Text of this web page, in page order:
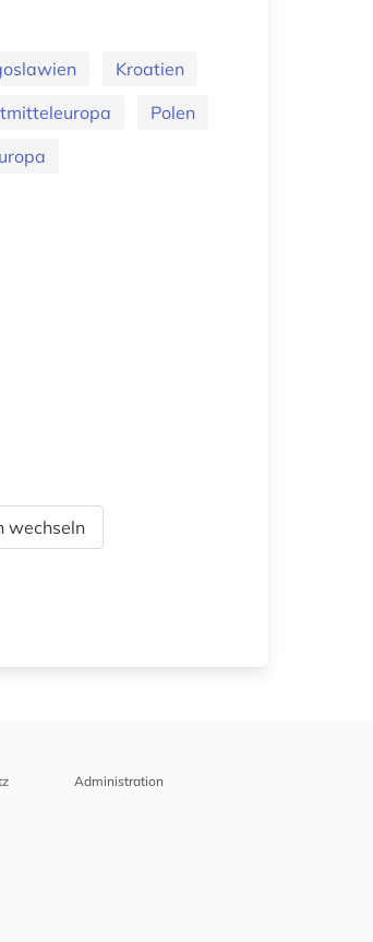
Kroatien
Polen
wechseln
Administration